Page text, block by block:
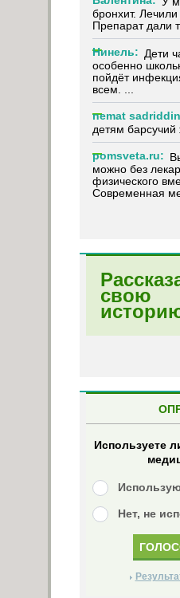
бронхит. Лечили
Препарат дали
Нинель: Дети
особенно
пойдёт
всем. ...
nemat
детям
pomsveta.ru:
можно без
физического
Современная
свою
Используете
Нет, не